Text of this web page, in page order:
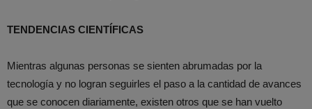
TENDENCIAS CIENTÍFICAS
Mientras algunas personas se sienten abrumadas por la
tecnología y no logran seguirles el paso a la cantidad de avances
que se conocen diariamente, existen otros que se han vuelto